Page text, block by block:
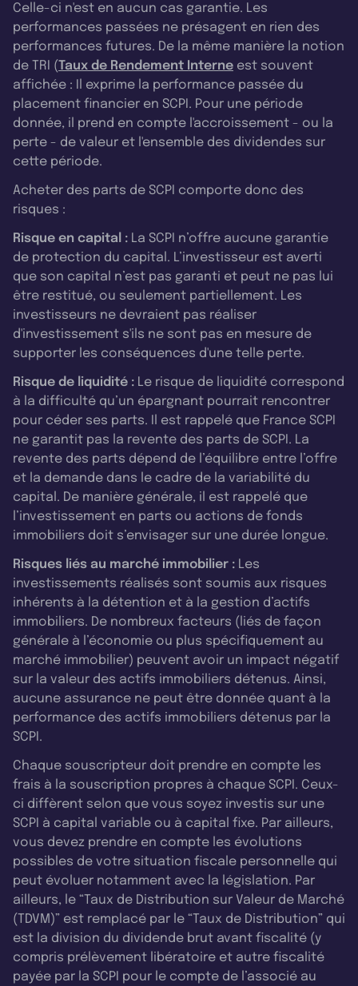
Celle-ci n'est en aucun cas garantie. Les
performances passées ne présagent en rien des
performances futures. De la même manière la notion
de TRI (Taux de Rendement Interne est souvent
affichée : Il exprime la performance passée du
placement financier en SCPI. Pour une période
donnée, il prend en compte l'accroissement - ou la
perte - de valeur et l'ensemble des dividendes sur
cette période.
Acheter des parts de SCPI comporte donc des
risques :
Risque en capital : La SCPI n’offre aucune garantie
de protection du capital. L’investisseur est averti
que son capital n’est pas garanti et peut ne pas lui
être restitué, ou seulement partiellement. Les
investisseurs ne devraient pas réaliser
d'investissement s'ils ne sont pas en mesure de
supporter les conséquences d'une telle perte.
Risque de liquidité : Le risque de liquidité correspond
à la difficulté qu’un épargnant pourrait rencontrer
pour céder ses parts. Il est rappelé que France SCPI
ne garantit pas la revente des parts de SCPI. La
revente des parts dépend de l’équilibre entre l’offre
et la demande dans le cadre de la variabilité du
capital. De manière générale, il est rappelé que
l’investissement en parts ou actions de fonds
immobiliers doit s’envisager sur une durée longue.
Risques liés au marché immobilier : Les
investissements réalisés sont soumis aux risques
inhérents à la détention et à la gestion d’actifs
immobiliers. De nombreux facteurs (liés de façon
générale à l’économie ou plus spécifiquement au
marché immobilier) peuvent avoir un impact négatif
sur la valeur des actifs immobiliers détenus. Ainsi,
aucune assurance ne peut être donnée quant à la
performance des actifs immobiliers détenus par la
SCPI.
Chaque souscripteur doit prendre en compte les
frais à la souscription propres à chaque SCPI. Ceux-
ci diffèrent selon que vous soyez investis sur une
SCPI à capital variable ou à capital fixe. Par ailleurs,
vous devez prendre en compte les évolutions
possibles de votre situation fiscale personnelle qui
peut évoluer notamment avec la législation. Par
ailleurs, le “Taux de Distribution sur Valeur de Marché
(TDVM)” est remplacé par le “Taux de Distribution” qui
est la division du dividende brut avant fiscalité (y
compris prélèvement libératoire et autre fiscalité
payée par la SCPI pour le compte de l’associé au